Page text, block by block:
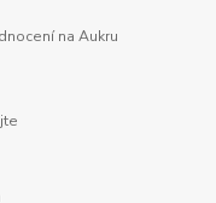
na Aukru